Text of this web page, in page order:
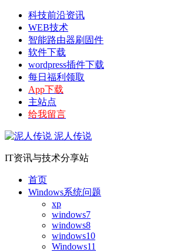
科技前沿资讯
WEB技术
智能路由器刷固件
软件下载
wordpress插件下载
每日福利领取
App下载
主站点
给我留言
泥人传说
IT资讯与技术分享站
首页
Windows系统问题
xp
windows7
windows8
windows10
Windows11